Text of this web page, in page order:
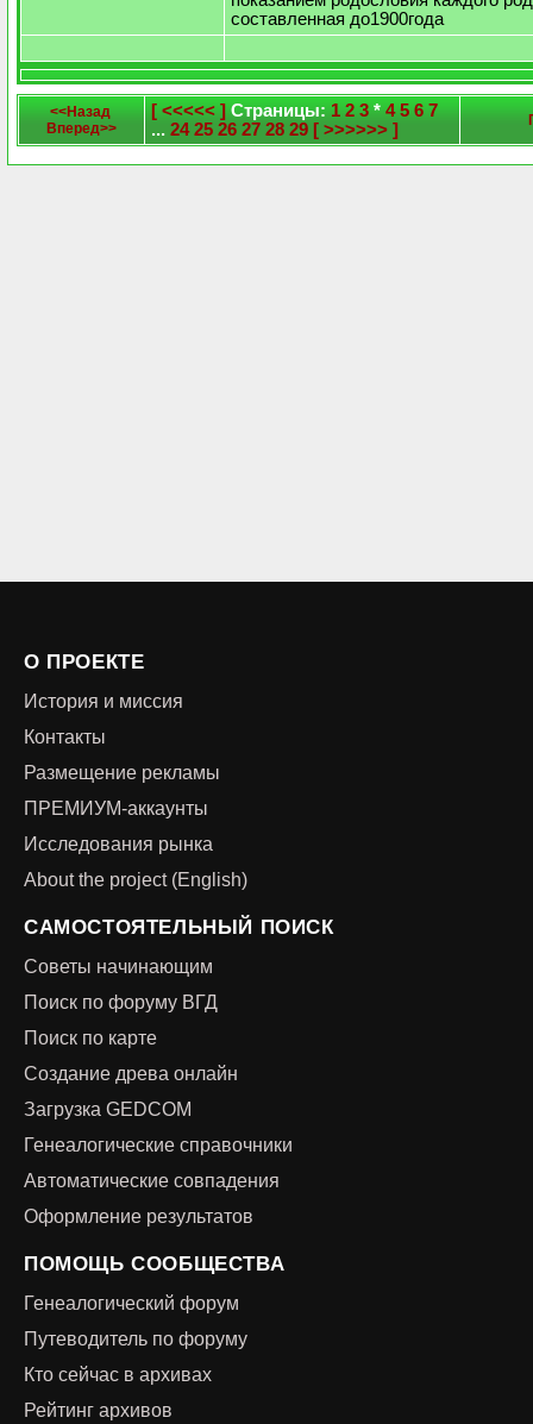
составленная до1900года
<<Назад
Вперед>>
[ <<<<< ] Страницы: 1 2 3 * 4 5 6 7
... 24 25 26 27 28 29 [ >>>>>> ]
О ПРОЕКТЕ
История и миссия
Контакты
Размещение рекламы
ПРЕМИУМ-аккаунты
Исследования рынка
About the project (English)
САМОСТОЯТЕЛЬНЫЙ ПОИСК
Советы начинающим
Поиск по форуму ВГД
Поиск по карте
Создание древа онлайн
Загрузка GEDCOM
Генеалогические справочники
Автоматические совпадения
Оформление результатов
ПОМОЩЬ СООБЩЕСТВА
Генеалогический форум
Путеводитель по форуму
Кто сейчас в архивах
Рейтинг архивов